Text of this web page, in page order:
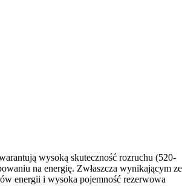
wysoką skuteczność rozruchu (520-
na energię. Zwłaszcza wynikającym ze
energii i wysoka pojemność rezerwowa